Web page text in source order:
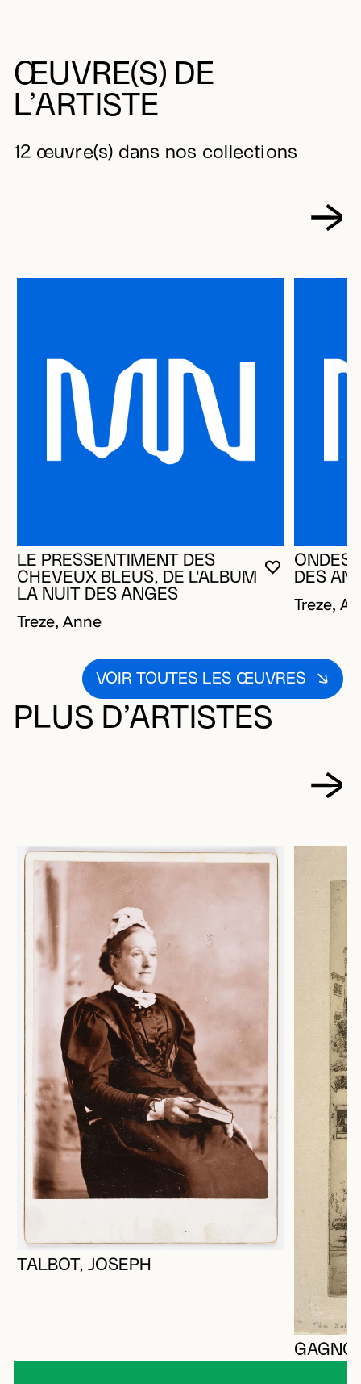
ŒUVRE(S) DE
L’ARTISTE
12 œuvre(s) dans nos collections
VOUS
FERMER
OUVRIR LA
LE PRESSENTIMENT DES
CHEVEUX BLEUS, DE L'ALBUM
LA NUIT DES ANGES
Treze, Anne
ONDES,
DES
Treze,
VOIR TOUTES LES ŒUVRES
PLUS D’ARTISTES
TALBOT, JOSEPH